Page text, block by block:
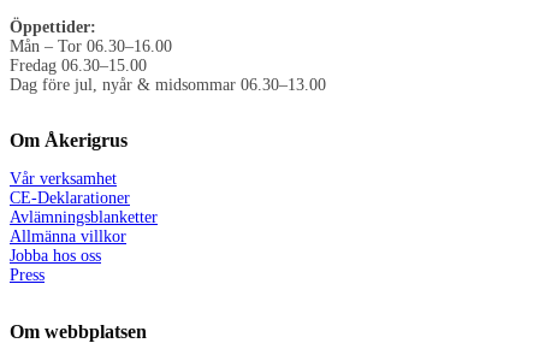
Öppettider:
Mån – Tor 06.30–16.00
Fredag 06.30–15.00
Dag före jul, nyår & midsommar 06.30–13.00
Om Åkerigrus
Vår verksamhet
CE-Deklarationer
Avlämningsblanketter
Allmänna villkor
Jobba hos oss
Press
Om webbplatsen